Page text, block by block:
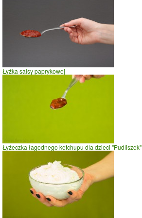
Łyżka salsy paprykowej
Łyżeczka łagodnego ketchupu dla dzieci "Pudliszek"